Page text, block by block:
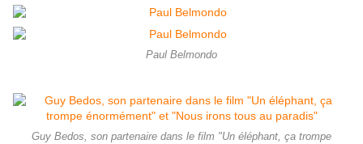
Paul Belmondo
Guy Bedos, son partenaire dans le film "Un éléphant, ça trompe